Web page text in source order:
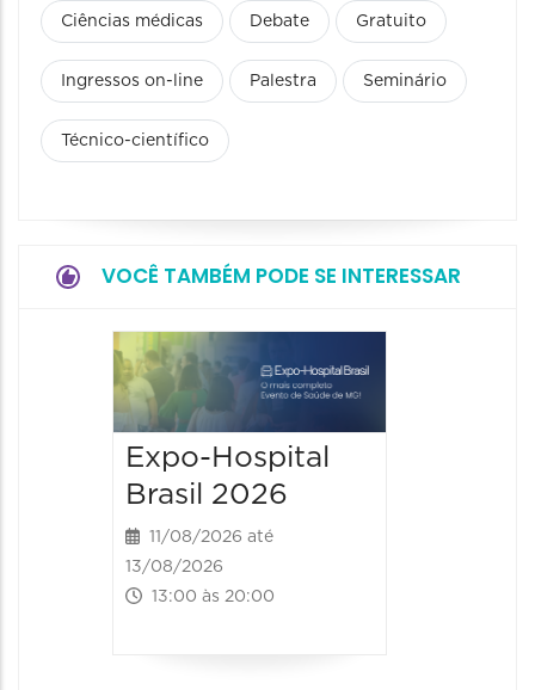
Ciências médicas Debate Gratuito
Ingressos on-line Palestra Seminário
Técnico-científico
VOCÊ TAMBÉM PODE SE INTERESSAR
Expo-Hospital
Brasil 2026
11/08/2026 até
13/08/2026
13:00 às 20:00